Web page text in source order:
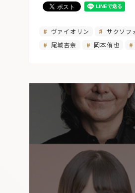
ヴァイオリン サクソフ
尾城杏奈
岡本侑也